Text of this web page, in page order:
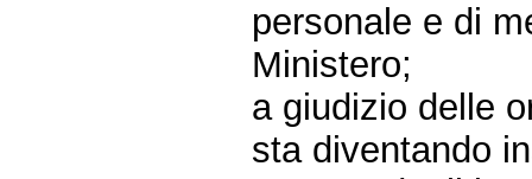
personale e di
Ministero;
a giudizio delle
sta diventando